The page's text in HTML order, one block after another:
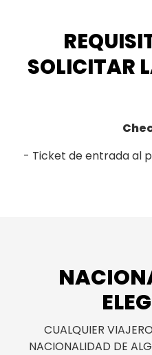
SOLICITAR
Ticket de entrada al
CUALQUIER
NACIONALIDAD DE